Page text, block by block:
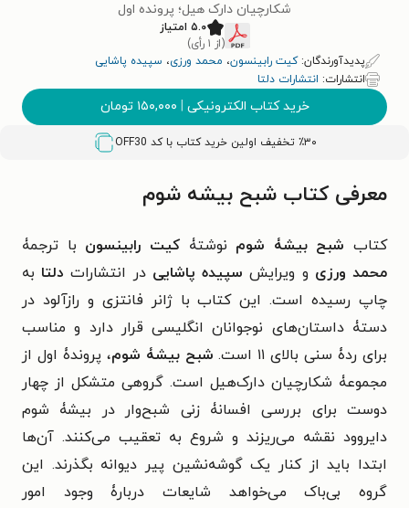
شکارچیان دارک هیل؛ پرونده اول
۵.۰ امتیاز
(از ۱ رأی)
پدیدآورندگان:کیت رابینسون، محمد ورزی، سپیده پاشایی
انتشارات: انتشارات دلتا
خرید کتاب الکترونیکی | ۱۵۰,۰۰۰ تومان
٪۳۰ تخفیف اولین خرید کتاب با کد OFF30
معرفی کتاب شبح بیشه شوم
کتاب شبح بیشۀ شوم نوشتۀکیت رابینسون با ترجمۀ
محمد ورزی و ویرایش سپیده پاشایی در انتشارات دلتا به
چاپ رسیده است. این کتاب با ژانر فانتزی و رازآلود در
دستۀ داستان‌های نوجوانان انگلیسی قرار دارد و مناسب
برای ردۀ سنی بالای ۱۱ است.
شبح بیشۀ شوم، پروندۀ اول از
مجموعۀ شکارچیان دارک‌هیل است. گروهی متشکل از چهار
دوست برای بررسی افسانۀ زنی شبح‌وار در بیشۀ شوم
دایروود نقشه می‌ریزند و شروع به تعقیب می‌کنند.‌ آن‌ها
ابتدا باید از کنار یک گوشه‌نشین پیر دیوانه بگذرند. این
گروه بی‌باک می‌خواهد شایعات دربارۀ وجود امور